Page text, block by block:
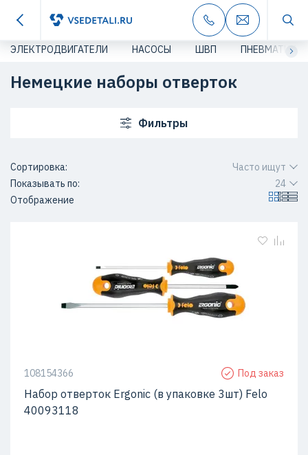
ЭЛЕКТРОДВИГАТЕЛИ НАСОСЫ ШВП ПНЕВМАТИКА
Немецкие наборы отверток
Фильтры
Сортировка:
Часто ищут
Показывать по:
24
Отображение
108154366 Под заказ
Набор отверток Ergonic (в упаковке 3шт) Felo
40093118